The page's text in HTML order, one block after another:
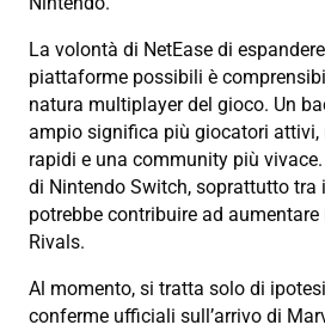
La volontà di NetEase di
piattaforme possibili è
natura multiplayer del gioco. Un
ampio significa più giocatori
rapidi e una community più
di Nintendo Switch, soprattutto tra
potrebbe contribuire ad aumentare
Rivals.
Al momento, si tratta solo di
conferme ufficiali sull’arrivo di